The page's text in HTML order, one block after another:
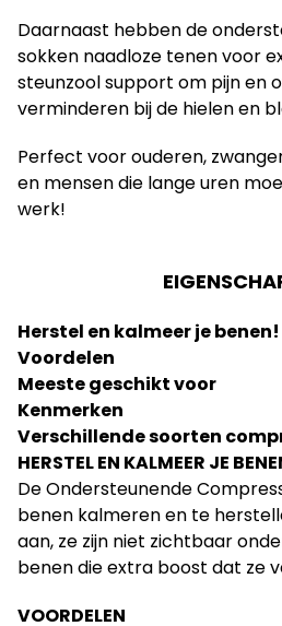
Daarnaast hebben de
sokken naadloze tenen voor
steunzool support om pijn en
verminderen bij de hielen en
Perfect voor ouderen,
en mensen die lange uren
werk!
Herstel en kalmeer je benen!
Voordelen
Meeste geschikt voor
Kenmerken
Verschillende soorten
HERSTEL EN KALMEER JE
De Ondersteunende
benen kalmeren en te
aan, ze zijn niet zichtbaar
benen die extra boost dat ze
VOORDELEN